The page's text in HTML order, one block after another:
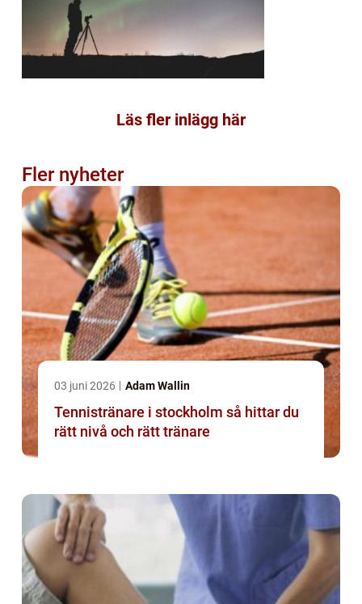
Läs fler inlägg här
Fler nyheter
03 juni 2026 Adam Wallin
Tennistränare i stockholm så hittar du
rätt nivå och rätt tränare